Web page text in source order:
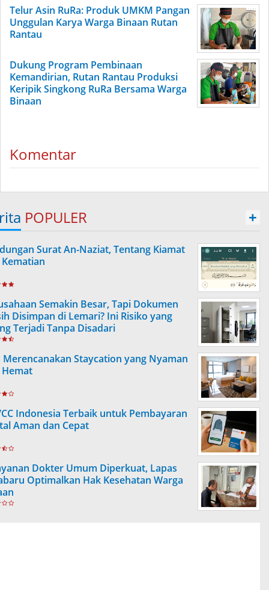
Telur Asin RuRa: Produk UMKM Pangan
Unggulan Karya Warga Binaan Rutan
Rantau
Dukung Program Pembinaan
Kemandirian, Rutan Rantau Produksi
Keripik Singkong RuRa Bersama Warga
Binaan
Komentar
POPULER +
Surat An-Naziat, Tentang Kiamat
Semakin Besar, Tapi Dokumen
Disimpan di Lemari? Ini Risiko yang
Terjadi Tanpa Disadari
Merencanakan Staycation yang Nyaman
Indonesia Terbaik untuk Pembayaran
Aman dan Cepat
Dokter Umum Diperkuat, Lapas
Optimalkan Hak Kesehatan Warga